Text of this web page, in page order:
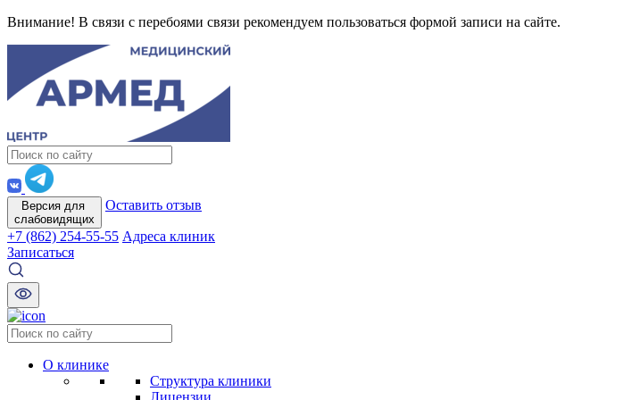
Внимание! В связи с перебоями связи рекомендуем пользоваться формой записи на сайте.
Версия для
слабовидящих
Оставить отзыв
+7 (862) 254-55-55 Адреса клиник
Записаться
О клинике
Структура клиники
Лицензии